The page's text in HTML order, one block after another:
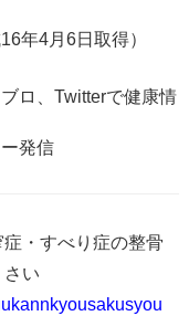
年4月6日取得）
ロ、Twitterで健康情
発信
・すべり症の整骨
さい